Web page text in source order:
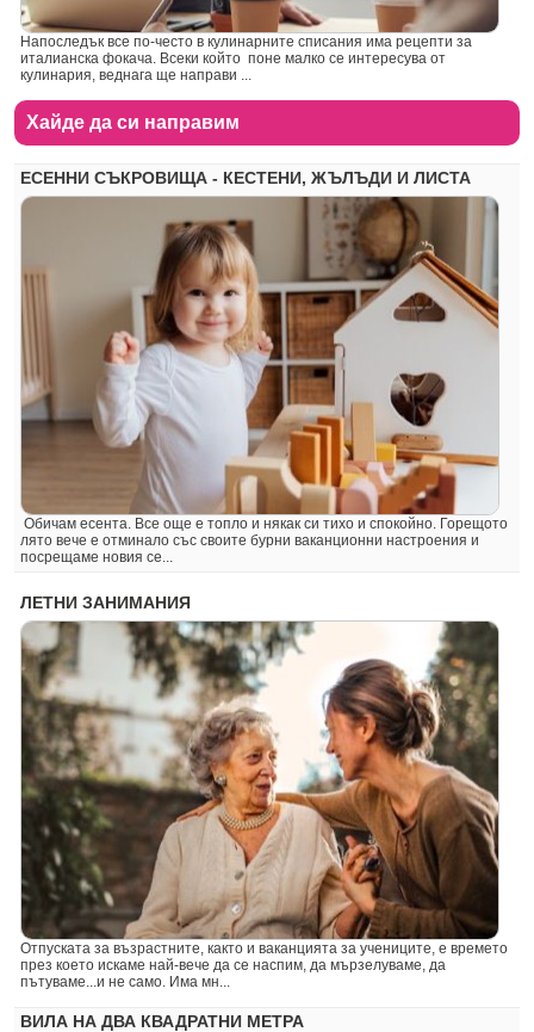
Напоследък все по-често в кулинарните списания има рецепти за
италианска фокача. Всеки който поне малко се интересува от
кулинария, веднага ще направи ...
Хайде да си направим
ЕСЕННИ СЪКРОВИЩА - КЕСТЕНИ, ЖЪЛЪДИ И ЛИСТА
Обичам есента. Все още е топло и някак си тихо и спокойно. Горещото
лято вече е отминало със своите бурни ваканционни настроения и
посрещаме новия се...
ЛЕТНИ ЗАНИМАНИЯ
Отпуската за възрастните, както и ваканцията за учениците, е времето
през което искаме най-вече да се наспим, да мързелуваме, да
пътуваме...и не само. Има мн...
ВИЛА НА ДВА КВАДРАТНИ МЕТРА